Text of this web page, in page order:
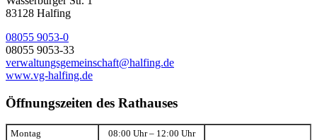
83128 Halfing
08055 9053-0
08055 9053-33
verwaltungsgemeinschaft@halfing.de
www.vg-halfing.de
Öffnungszeiten des Rathauses
Montag 08:00 Uhr – 12:00 Uhr